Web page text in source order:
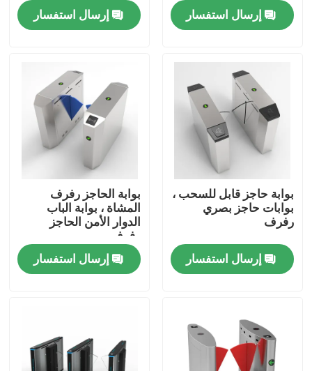
المنتجات
حول بنا
جولة في المعمل
ضبط الجودة
اتصل بنا
أخبار
جميع القضايا
طلب اقتباس
إرسال استفسار
إرسال استفسار
بوابة حاجز قابل للسحب ،
بوابات حاجز بصري
رفرف
إرسال استفسار
بوابة الحاجز رفرف
المشاة ، بوابة الباب
الدوار الأمن الحاجز
رفرف
إرسال استفسار